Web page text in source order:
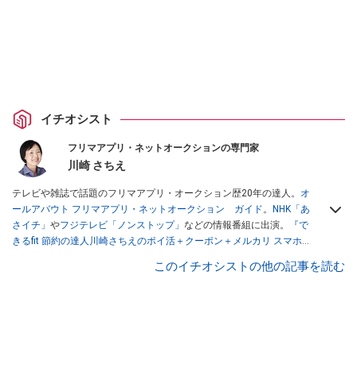
イチオシスト
フリマアプリ・ネットオークションの専門家
川崎 さちえ
テレビや雑誌で話題のフリマアプリ・オークション歴20年の達人。 オ
ールアバウト フリマアプリ・ネットオークション ガイド。
NHK「あ
さイチ」 やフジテレビ「ノンストップ」 などの情報番組に出演。
『で
きるfit 節約の達人川崎さちえのポイ活＋クーポン＋メルカリ スマホで
スマホ1つでスキマ時間に効率的に稼ぐ！』（翔泳社刊） ほか著書多
このイチオシストの他の記事を読む